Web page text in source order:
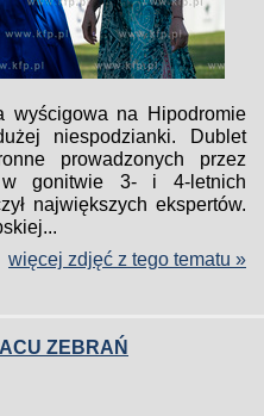
wyścigowa na Hipodromie
niespodzianki. Dublet
prowadzonych przez
w gonitwie 3- i 4-letnich
największych ekspertów.
więcej zdjęć z tego tematu »
ZEBRAŃ